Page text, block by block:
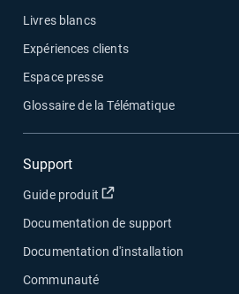
Livres blancs
Expériences clients
Espace presse
Glossaire de la Télématique
Support
Guide produit Ouvrir dans une
Documentation de support
Documentation d'installation
Communauté